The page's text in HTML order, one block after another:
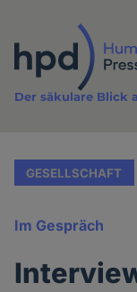
Inhalt
Der säkulare Blick
GESELLSCHAFT
Im Gespräch